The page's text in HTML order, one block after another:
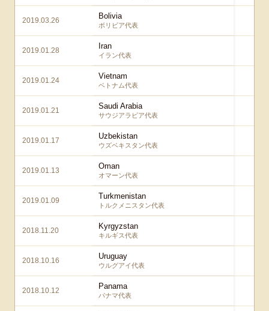
2019.03.26 Bolivia
ボリビア代表
2019.01.28 Iran
イラン代表
2019.01.24 Vietnam
ベトナム代表
2019.01.21 Saudi Arabia
サウジアラビア代表
2019.01.17 Uzbekistan
ウズベキスタン代表
2019.01.13 Oman
オマーン代表
2019.01.09 Turkmenistan
トルクメニスタン代表
2018.11.20 Kyrgyzstan
キルギス代表
2018.10.16 Uruguay
ウルグアイ代表
2018.10.12 Panama
パナマ代表